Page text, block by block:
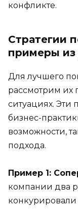
конфликте.
Стратегии
примеры из
Для лучшего
рассмотрим их
ситуациях. Эти
бизнес-
возможности,
подхода.
Пример 1:
компании два